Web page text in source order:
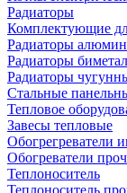
Радиаторы
Комплектующие
Радиаторы
Радиаторы
Радиаторы
Стальные
Тепловое
Завесы тепловые
Обогрегреватели
Обогреватели
Теплоноситель
Теплоноситель